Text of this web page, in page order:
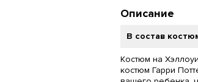
Описание
В состав
Костюм на
костюм Гарри